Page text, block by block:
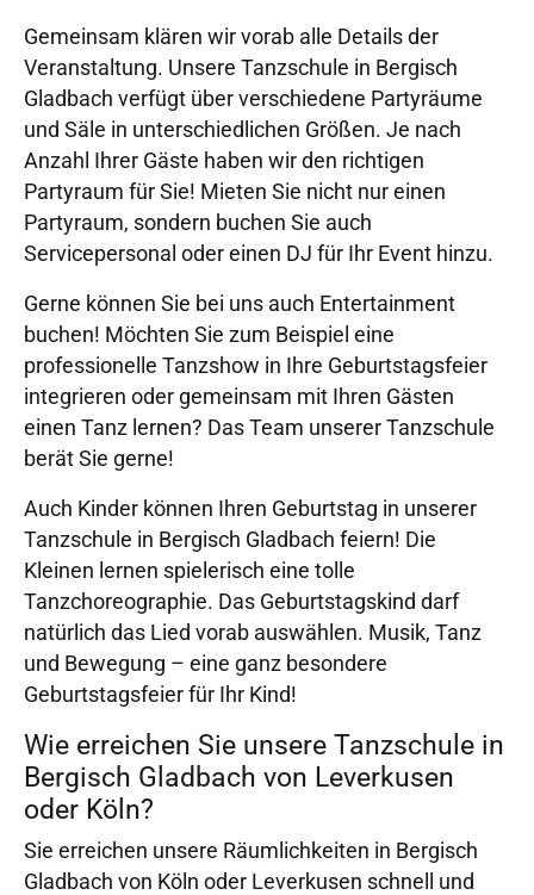
Gemeinsam klären wir vorab alle Details der
Veranstaltung. Unsere Tanzschule in Bergisch
Gladbach verfügt über verschiedene Partyräume
und Säle in unterschiedlichen Größen. Je nach
Anzahl Ihrer Gäste haben wir den richtigen
Partyraum für Sie! Mieten Sie nicht nur einen
Partyraum, sondern buchen Sie auch
Servicepersonal oder einen DJ für Ihr Event hinzu.
Gerne können Sie bei uns auch Entertainment
buchen! Möchten Sie zum Beispiel eine
professionelle Tanzshow in Ihre Geburtstagsfeier
integrieren oder gemeinsam mit Ihren Gästen
einen Tanz lernen? Das Team unserer Tanzschule
berät Sie gerne!
Auch Kinder können Ihren Geburtstag in unserer
Tanzschule in Bergisch Gladbach feiern! Die
Kleinen lernen spielerisch eine tolle
Tanzchoreographie. Das Geburtstagskind darf
natürlich das Lied vorab auswählen. Musik, Tanz
und Bewegung – eine ganz besondere
Geburtstagsfeier für Ihr Kind!
Wie erreichen Sie unsere Tanzschule in
Bergisch Gladbach von Leverkusen
oder Köln?
Sie erreichen unsere Räumlichkeiten in Bergisch
Gladbach von Köln oder Leverkusen schnell und